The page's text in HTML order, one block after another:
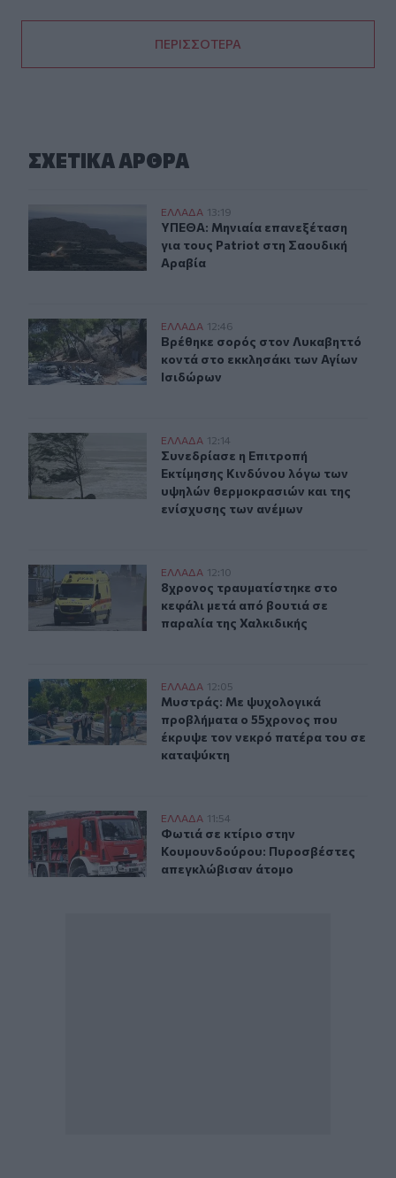
ΠΕΡΙΣΣΟΤΕΡΑ
ΣΧΕΤΙΚA AΡΘΡΑ
ΥΠΕΘΑ: Μηνιαία επανεξέταση για τους Patriot στη
ΕΛΛAΔΑ 13:19
ΥΠΕΘΑ: Μηνιαία επανεξέταση για
ΥΠΕΘΑ: Μηνιαία επανεξέταση
για τους Patriot στη Σαουδική
Αραβία
Βρέθηκε σορός στον Λυκαβηττό κοντά στο εκκλησάκι
ΕΛΛAΔΑ 12:46
Βρέθηκε σορός στον Λυκαβηττό
Βρέθηκε σορός στον Λυκαβηττό
κοντά στο εκκλησάκι των Αγίων
Ισιδώρων
Συνεδρίασε η Επιτροπή Εκτίμησης Κινδύνου λόγω των
ΕΛΛAΔΑ 12:14
Συνεδρίασε η Επιτροπή
Συνεδρίασε η Επιτροπή
Εκτίμησης Κινδύνου λόγω των
υψηλών θερμοκρασιών και της
ενίσχυσης των ανέμων
8χρονος τραυματίστηκε στο κεφάλι μετά από βουτιά
ΕΛΛAΔΑ 12:10
8χρονος τραυματίστηκε στο
8χρονος τραυματίστηκε στο
κεφάλι μετά από βουτιά σε
παραλία της Χαλκιδικής
Μυστράς: Με ψυχολογικά προβλήματα ο 55χρονος
ΕΛΛAΔΑ 12:05
Μυστράς: Με ψυχολογικά
Μυστράς: Με ψυχολογικά
προβλήματα ο 55χρονος που
έκρυψε τον νεκρό πατέρα του σε
καταψύκτη
Φωτιά σε κτίριο στην Κουμουνδούρου: Πυροσβέστες
ΕΛΛAΔΑ 11:54
Φωτιά σε κτίριο στην
Φωτιά σε κτίριο στην
Κουμουνδούρου: Πυροσβέστες
απεγκλώβισαν άτομο